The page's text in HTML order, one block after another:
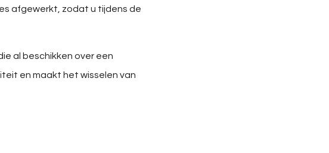
afgewerkt, zodat u tijdens de
al beschikken over een
en maakt het wisselen van